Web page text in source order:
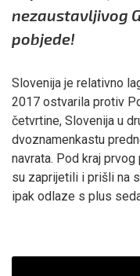
nezaustavljivog
pobjede!
Slovenija je relativno
2017 ostvarila protiv
četvrtine, Slovenija u
dvoznamenkastu
navrata. Pod kraj
su zaprijetili i prišli na
ipak odlaze s plus